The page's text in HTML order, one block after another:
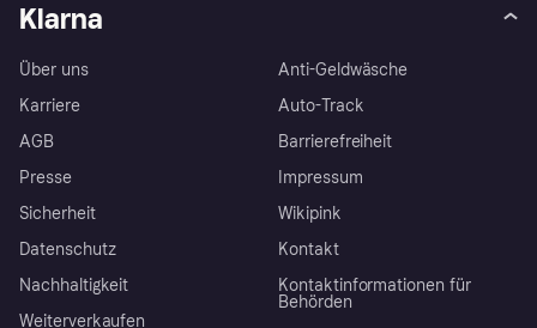
Klarna
Über uns
Karriere
AGB
Presse
Sicherheit
Datenschutz
Nachhaltigkeit
Weiterverkaufen
Anti-Geldwäsche
Auto-Track
Barrierefreiheit
Impressum
Wikipink
Kontakt
Kontaktinformationen für
Behörden